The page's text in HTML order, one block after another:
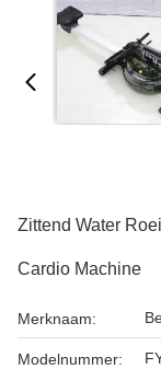
Zittend Water
Cardio Machine
Merknaam:
Modelnummer: